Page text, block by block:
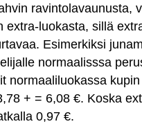
ravintolavaunusta,
extra-luokasta, sillä
Esimerkiksi
normaalisssa
normaaliluokassa
+ = 6,08 €. Koska
0,97 €.